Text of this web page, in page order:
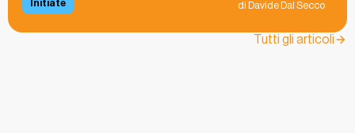
Initiate di Davide Dal Secco
Tutti gli articoli